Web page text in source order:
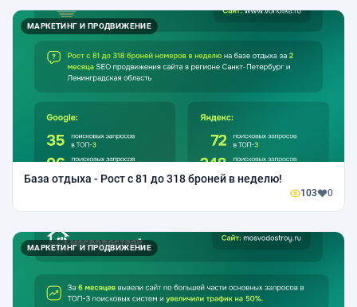
МАРКЕТИНГ И ПРОДВИЖЕНИЕ
База отдыха - Рост с 81 до 318 броней в неделю!
103 0
МАРКЕТИНГ И ПРОДВИЖЕНИЕ